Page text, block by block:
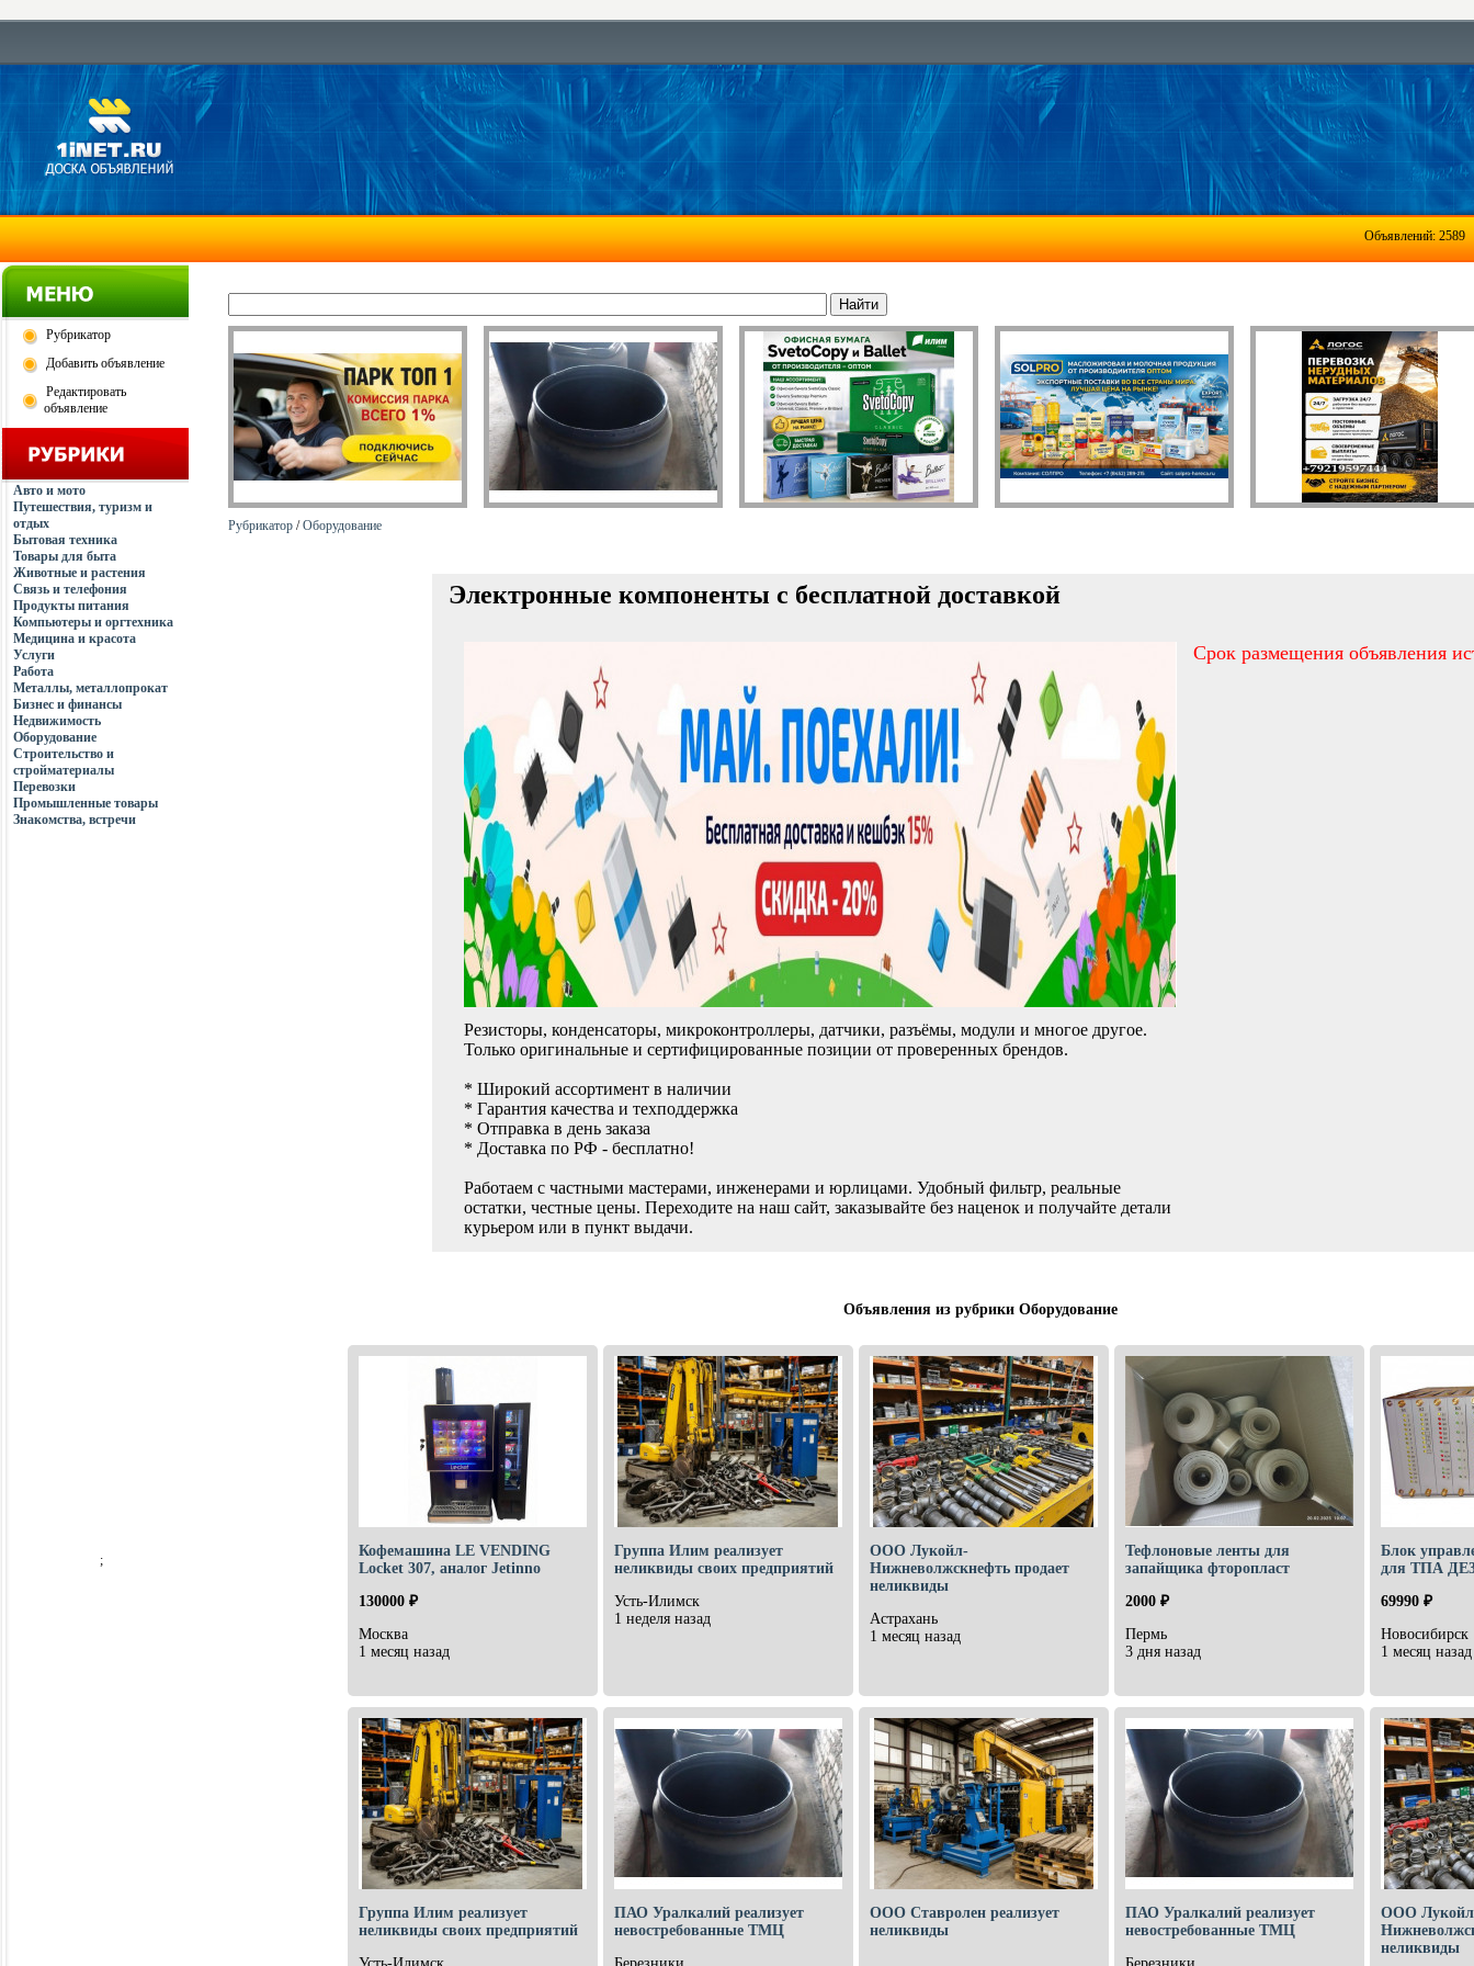
Объявлений: 2589
Рубрикатор
Добавить объявление
Редактировать
объявление
Авто и мото
Путешествия, туризм и
отдых
Бытовая техника
Товары для быта
Животные и растения
Связь и телефония
Продукты питания
Компьютеры и оргтехника
Медицина и красота
Услуги
Работа
Металлы, металлопрокат
Бизнес и финансы
Недвижимость
Оборудование
Строительство и
стройматериалы
Перевозки
Промышленные товары
Знакомства, встречи
;
Рубрикатор /Оборудование
Электронные компоненты с бесплатной доставкой
Резисторы, конденсаторы, микроконтроллеры, датчики, разъёмы, модули и многое другое.
Только оригинальные и сертифицированные позиции от проверенных брендов.
* Широкий ассортимент в наличии
* Гарантия качества и техподдержка
* Отправка в день заказа
* Доставка по РФ - бесплатно!
Работаем с частными мастерами, инженерами и юрлицами. Удобный фильтр, реальные
остатки, честные цены. Переходите на наш сайт, заказывайте без наценок и получайте детали
курьером или в пункт выдачи.
Срок размещения объявления
Объявления из рубрики Оборудование
Кофемашина LE VENDING
Locket 307, аналог Jetinno
130000 ₽
Москва
1 месяц назад
Группа Илим реализует
неликвиды своих предприятий
Усть-Илимск
1 неделя назад
ООО Лукойл-
Нижневолжскнефть продает
неликвиды
Астрахань
1 месяц назад
Тефлоновые ленты для
запайщика фторопласт
2000 ₽
Пермь
3 дня назад
Блок
для ТПА
69990 ₽
Новосибирск
1 месяц назад
Группа Илим реализует
неликвиды своих предприятий
ПАО Уралкалий реализует
невостребованные ТМЦ
ООО Ставролен реализует
неликвиды
ПАО Уралкалий реализует
невостребованные ТМЦ
ООО
неликвиды